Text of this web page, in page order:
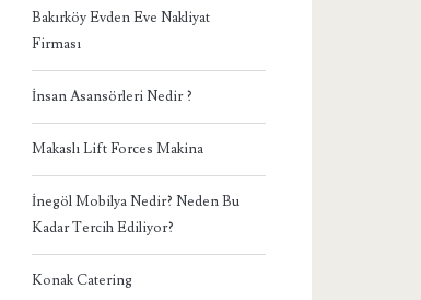
Bakırköy Evden Eve Nakliyat
Firması
İnsan Asansörleri Nedir ?
Makaslı Lift Forces Makina
İnegöl Mobilya Nedir? Neden Bu
Kadar Tercih Ediliyor?
Konak Catering